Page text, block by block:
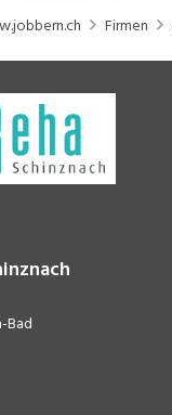
Firmen
Bad